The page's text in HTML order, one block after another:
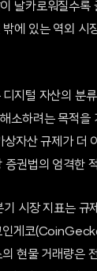
날카로워질수록
에 있는 역외 시
지털 자산의 분
소하려는 목적을
상자산 규제가 더
증권법의 엄격한
시장 지표는 규
인게코
현물 거래량은